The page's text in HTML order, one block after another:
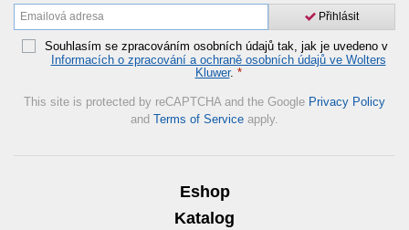
Přihlásit
Souhlasím se zpracováním osobních údajů tak, jak je uvedeno v
Informacích o zpracování a ochraně osobních údajů ve Wolters
Kluwer. *
This site is protected by reCAPTCHA and the Google Privacy Policy
and Terms of Service apply.
Eshop
Katalog